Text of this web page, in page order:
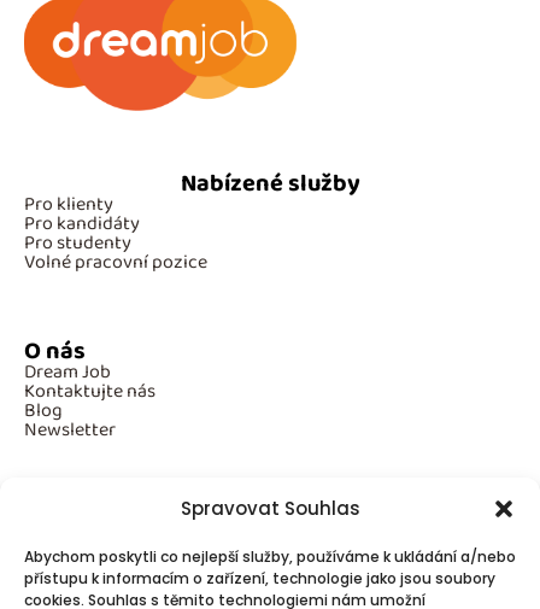
Spravovat Souhlas
Abychom poskytli co nejlepší služby, používáme k ukládání a/nebo
přístupu k informacím o zařízení, technologie jako jsou soubory
cookies. Souhlas s těmito technologiemi nám umožní
Nabízené služby
Pro klienty
Pro kandidáty
Pro studenty
Volné pracovní pozice
O nás
Dream Job
Kontaktujte nás
Blog
Newsletter
Povinné informace
GDPR
Cookies